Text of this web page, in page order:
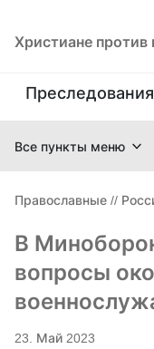
Христиане против
Преследования
Все пункты меню
Православные //
В
вопросы
23. Май 2023